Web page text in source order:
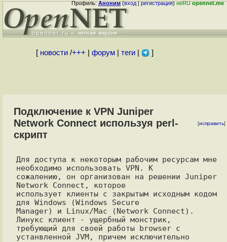
Профиль:Аноним(вход|регистрация)неRUopennet.me
[ новости/+++ форум| теги| ]
Подключение к VPN Juniper
Network Connect используя perl-
скрипт
[исправить]
Для доступа к некоторым рабочим ресурсам мне
необходимо использовать VPN. К
сожалению, он организован на решении Juniper
Network Connect, которое
использует клиенты с закрытым исходным кодом
для Windows (Windows Secure
Manager) и Linux/Mac (Network Connect).
Линукс клиент - ущербный монстрик,
требующий для своей работы browser с
устанвленной JVM, причем исключительно